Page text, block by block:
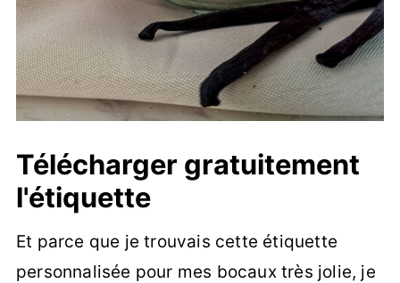
Télécharger gratuitement
l'étiquette
Et parce que je trouvais cette étiquette
personnalisée pour mes bocaux très jolie, je